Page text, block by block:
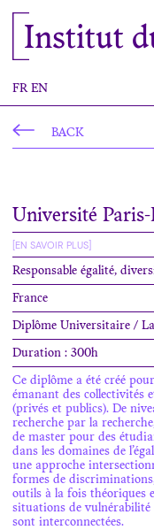
Institut
FR EN
BACK
Université
[EN SAVOIR PLUS]
Responsable égalité,
France
Diplôme Universitaire /
Duration : 300h
Ce diplôme a été créé
émanant des collectivités
(privés et publics). De
recherche par la
de master pour des
dans les domaines de
une approche
formes de
outils à la fois théoriques
situations de vulnérabilité
sont interconnectées.